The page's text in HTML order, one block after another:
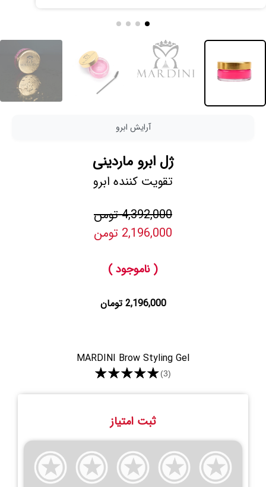
آرایش ابرو
ژل ابرو ماردینی
تقویت کننده ابرو
4,392,000 تومن
2,196,000 تومن
( ناموجود )
2,196,000 تومان
MARDINI Brow Styling Gel
★★★★★(3)
ثبت امتیاز